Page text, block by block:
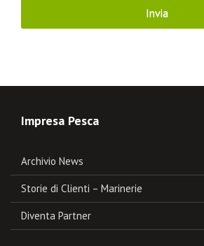
Impresa Pesca
Archivio News
Storie di Clienti – Marinerie
Diventa Partner